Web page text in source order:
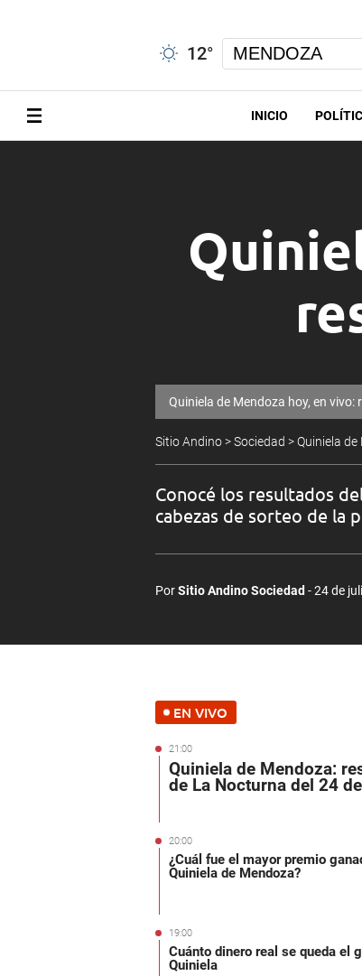
12°
INICIO
Quiniela de Mendoza hoy, en vivo:
Sitio Andino>Sociedad >Quiniela de
Conocé los resultados
cabezas de sorteo de la
PorSitio Andino Sociedad 24 de
EN VIVO
21:00
Quiniela de Mendoza:
de La Nocturna del 24
20:00
¿Cuál fue el mayor premio
Quiniela de Mendoza?
19:00
Cuánto dinero real se queda el
Quiniela